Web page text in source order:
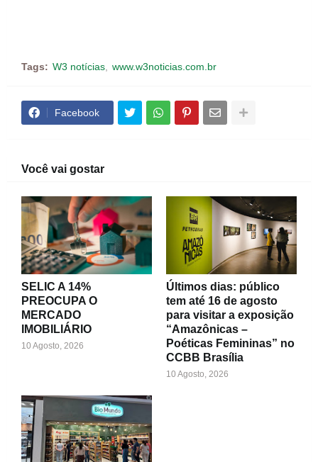
Tags: W3 notícias www.w3noticias.com.br
Facebook
Você vai gostar
SELIC A 14%
PREOCUPA O
MERCADO
IMOBILIÁRIO
10 Agosto, 2026
Últimos dias: público
tem até 16 de agosto
para visitar a exposição
“Amazônicas –
Poéticas Femininas” no
CCBB Brasília
10 Agosto, 2026